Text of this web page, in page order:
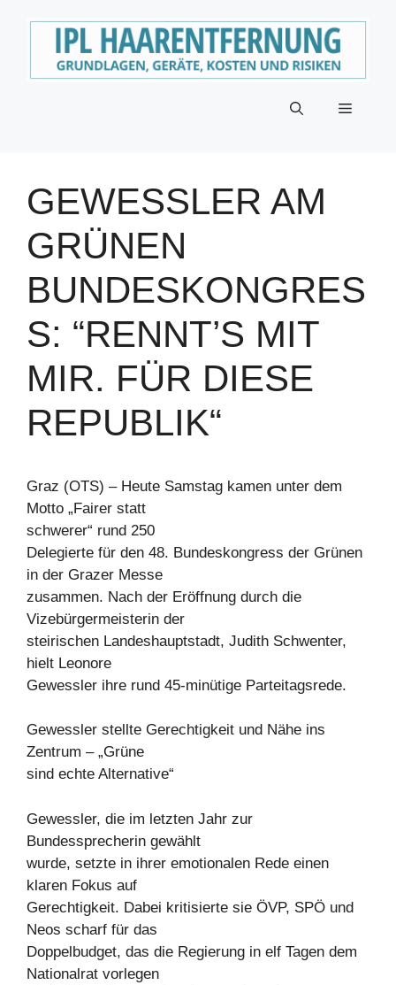
Menü
GEWESSLER AM
GRÜNEN
BUNDESKONGRES
S: “RENNT’S MIT
MIR. FÜR DIESE
REPUBLIK“
Graz (OTS) – Heute Samstag kamen unter dem
Motto „Fairer statt
schwerer“ rund 250
Delegierte für den 48. Bundeskongress der Grünen
in der Grazer Messe
zusammen. Nach der Eröffnung durch die
Vizebürgermeisterin der
steirischen Landeshauptstadt, Judith Schwenter,
hielt Leonore
Gewessler ihre rund 45-minütige Parteitagsrede.
Gewessler stellte Gerechtigkeit und Nähe ins
Zentrum – „Grüne
sind echte Alternative“
Gewessler, die im letzten Jahr zur
Bundessprecherin gewählt
wurde, setzte in ihrer emotionalen Rede einen
klaren Fokus auf
Gerechtigkeit. Dabei kritisierte sie ÖVP, SPÖ und
Neos scharf für das
Doppelbudget, das die Regierung in elf Tagen dem
Nationalrat vorlegen